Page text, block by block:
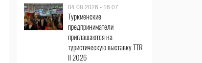
04.08.2026 - 16:07
Туркменские
предприниматели
приглашаются на
туристическую выставку TTR
II 2026